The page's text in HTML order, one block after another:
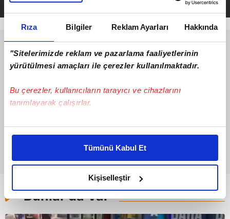
Rıza Bilgiler Reklam Ayarları Hakkında
"Sitelerimizde reklam ve pazarlama faaliyetlerinin
yürütülmesi amaçları ile çerezler kullanılmaktadır.
Bu çerezler, kullanıcıların tarayıcı ve cihazlarını
tanımlayarak çalışırlar.
Bu çerezlere izin vermeniz halinde sizlere özel
daha iyi reklam deneyimi yaşatabiliriz. Bunu yaparken
amacımızın size daha iyi bir reklam deneyimi sunmak
olduğunu ve sizlere en iyi içerikleri sunabilmek adına
elimizden gelen çabayı gösterdiğimizi ve bu noktada,
reklamların maliyetlerimizi karşılamak noktasında tek gelir
kalemimiz olduğunu sizlere hatırlatmak isteriz.
Tümünü Kabul Et
Kişiselleştir
Bunlar da Var